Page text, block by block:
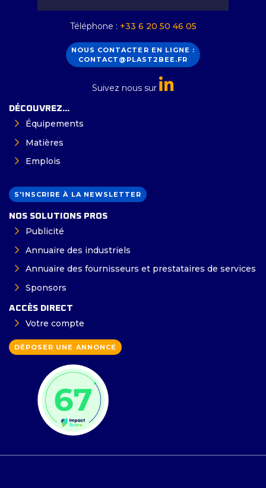
Téléphone : +33 6 20 50 46 05
NOUS CONTACTER EN LIGNE :
CONTACT@PLAST2BEE.FR
Suivez nous sur
DÉCOUVREZ...
Équipements
Matières
Emplois
S'INSCRIRE À LA NEWSLETTER
NOS SOLUTIONS PROS
Publicité
Annuaire des industriels
Annuaire des fournisseurs et prestataires de services
Sponsors
ACCÈS DIRECT
Votre compte
DÉPOSER UNE ANNONCE